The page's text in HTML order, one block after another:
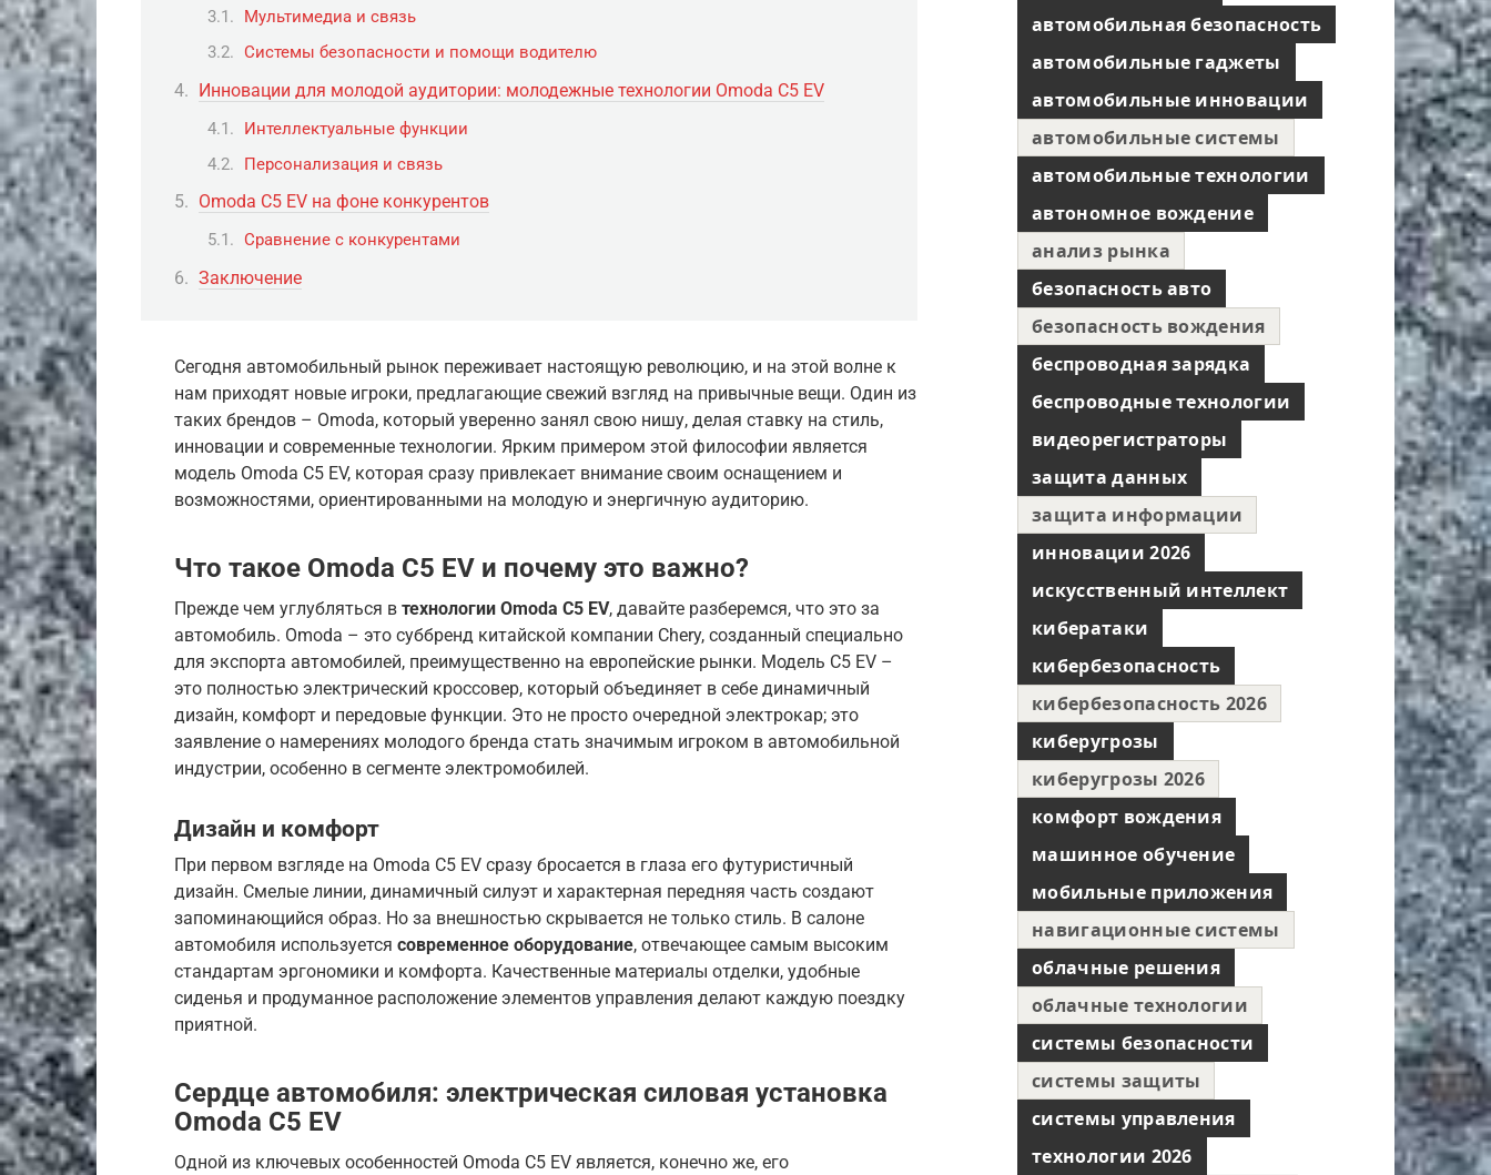
Мультимедиа и связь
Системы безопасности и помощи водителю
Инновации для молодой аудитории: молодежные технологии Omoda C5 EV
Интеллектуальные функции
Персонализация и связь
Omoda C5 EV на фоне конкурентов
Сравнение с конкурентами
Заключение
Сегодня автомобильный рынок переживает настоящую революцию, и на этой волне к
нам приходят новые игроки, предлагающие свежий взгляд на привычные вещи. Один из
таких брендов – Omoda, который уверенно занял свою нишу, делая ставку на стиль,
инновации и современные технологии. Ярким примером этой философии является
модель Omoda C5 EV, которая сразу привлекает внимание своим оснащением и
возможностями, ориентированными на молодую и энергичную аудиторию.
Что такое Omoda C5 EV и почему это важно?
Прежде чем углубляться в технологии Omoda C5 EV, давайте разберемся, что это за
автомобиль. Omoda – это суббренд китайской компании Chery, созданный специально
для экспорта автомобилей, преимущественно на европейские рынки. Модель C5 EV –
это полностью электрический кроссовер, который объединяет в себе динамичный
дизайн, комфорт и передовые функции. Это не просто очередной электрокар; это
заявление о намерениях молодого бренда стать значимым игроком в автомобильной
индустрии, особенно в сегменте электромобилей.
Дизайн и комфорт
При первом взгляде на Omoda C5 EV сразу бросается в глаза его футуристичный
дизайн. Смелые линии, динамичный силуэт и характерная передняя часть создают
запоминающийся образ. Но за внешностью скрывается не только стиль. В салоне
автомобиля используется современное оборудование, отвечающее самым высоким
стандартам эргономики и комфорта. Качественные материалы отделки, удобные
сиденья и продуманное расположение элементов управления делают каждую поездку
приятной.
Сердце автомобиля: электрическая силовая установка
Omoda C5 EV
Одной из ключевых особенностей Omoda C5 EV является, конечно же, его
автомобильная безопасность
автомобильные гаджеты
автомобильные инновации
автомобильные системы
автомобильные технологии
автономное вождение
анализ рынка
безопасность авто
безопасность вождения
беспроводная зарядка
беспроводные технологии
видеорегистраторы
защита данных
защита информации
инновации 2026
искусственный интеллект
кибератаки
кибербезопасность
кибербезопасность 2026
киберугрозы
киберугрозы 2026
комфорт вождения
машинное обучение
мобильные приложения
навигационные системы
облачные решения
облачные технологии
системы безопасности
системы защиты
системы управления
технологии 2026